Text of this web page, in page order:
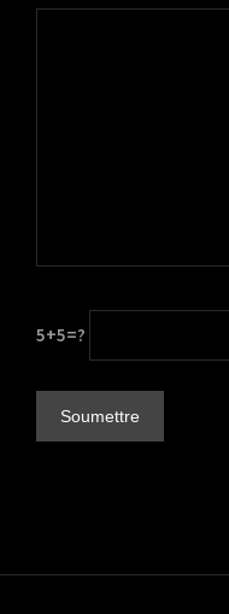
5+5=?